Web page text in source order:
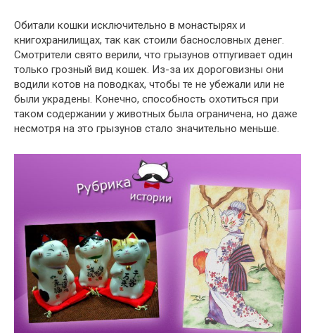
Обитали кошки исключительно в монастырях и
книгохранилищах, так как стоили баснословных денег.
Смотрители свято верили, что грызунов отпугивает один
только грозный вид кошек. Из-за их дороговизны они
водили котов на поводках, чтобы те не убежали или не
были украдены. Конечно, способность охотиться при
таком содержании у животных была ограничена, но даже
несмотря на это грызунов стало значительно меньше.